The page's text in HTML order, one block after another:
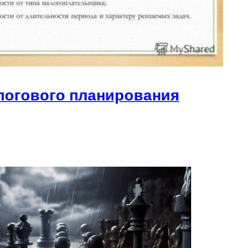
планирования